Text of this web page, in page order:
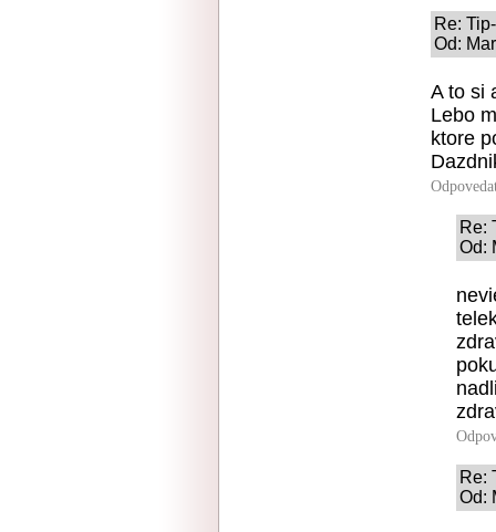
Re:
Od:
A to si
Lebo
ktore
Re:
Od:
Re:
Od: